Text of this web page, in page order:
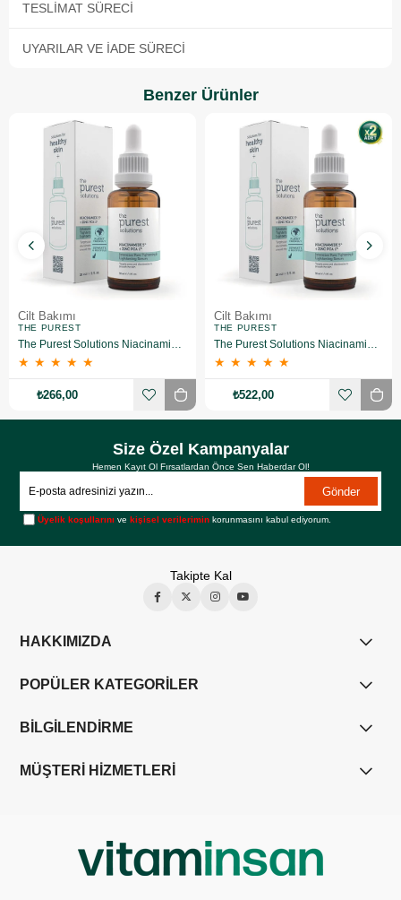
TESLIMAT SÜRECI
UYARILAR VE İADE SÜRECI
Benzer Ürünler
Cilt Bakımı
THE PUREST
The Purest Solutions Niacinamide 5% + Zinc Pca 1% Gözenek Sıkılaştırıcı Yüz Serumu 30 ml
★ ★ ★ ★ ★
₺266,00
Cilt Bakımı
THE PUREST
The Purest Solutions Niacinamide 5% + Zinc Pca 1% Gözenek Sıkılaştırıcı Yüz Serumu 30 ml 2 Adet
★ ★ ★ ★ ★
₺522,00
Size Özel Kampanyalar
Hemen Kayıt Ol Fırsatlardan Önce Sen Haberdar Ol!
Gönder
Üyelik koşullarını vekişisel verilerimin korunmasını kabul ediyorum.
Takipte Kal
HAKKIMIZDA
POPÜLER KATEGORİLER
BİLGİLENDİRME
MÜŞTERİ HİZMETLERİ